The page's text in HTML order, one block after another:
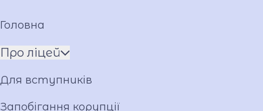
Головна
Про ліцей
Установчі документи
Мова освітнього процесу
Для вступників
Запобігання корупції